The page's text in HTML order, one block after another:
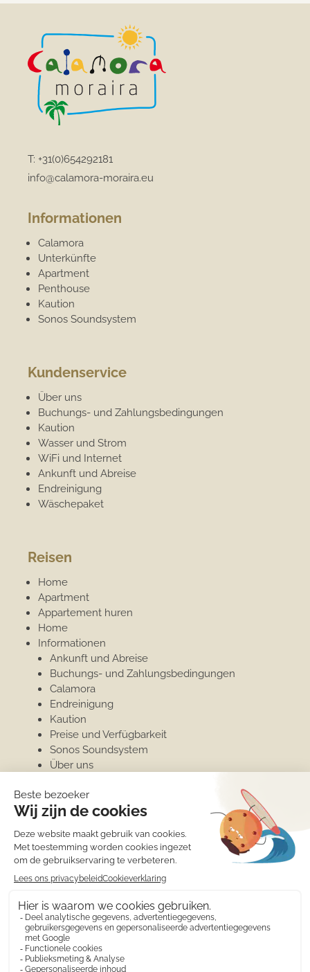
T:+31(0)654292181
info@calamora-moraira.eu
Informationen
Calamora
Unterkünfte
Apartment
Penthouse
Kaution
Sonos Soundsystem
Kundenservice
Über uns
Buchungs- und Zahlungsbedingungen
Kaution
Wasser und Strom
WiFi und Internet
Ankunft und Abreise
Endreinigung
Wäschepaket
Reisen
Home
Apartment
Appartement huren
Home
Informationen
Ankunft und Abreise
Buchungs- und Zahlungsbedingungen
Calamora
Endreinigung
Kaution
Preise und Verfügbarkeit
Sonos Soundsystem
Über uns
Wasser und Strom
WiFi und Internet
Moraira
Jachthafen
Überwintern in Moraira
Penthouse
Unterkünfte